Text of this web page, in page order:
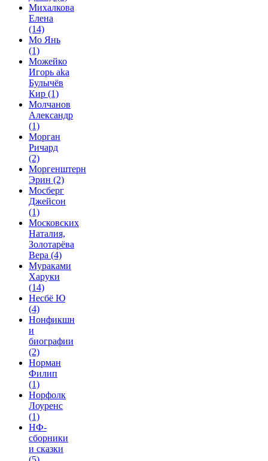
Михалкова
Елена
(14)
Мо Янь
(1)
Можейко
Игорь aka
Булычёв
Кир (1)
Молчанов
Александр
(1)
Морган
Ричард
(2)
Моргенштерн
Эрин (2)
Мосберг
Джейсон
(1)
Московских
Наталия,
Золотарёва
Вера (4)
Мураками
Харуки
(14)
Несбё Ю
(4)
Нонфикшн
и
биографии
(2)
Норман
Филип
(1)
Норфолк
Лоуренс
(1)
НФ-
сборники
и сказки